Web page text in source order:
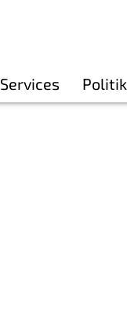
Services